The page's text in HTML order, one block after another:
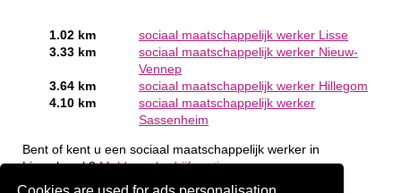
1.02 km
sociaal maatschappelijk werker Lisse
3.33 km
sociaal maatschappelijk werker Nieuw-
Vennep
3.64 km
sociaal maatschappelijk werker Hillegom
4.10 km
sociaal maatschappelijk werker
Sassenheim
Bent of kent u een sociaal maatschappelijk werker in
Lisserbroek?Meld een bedrijf gratis aan